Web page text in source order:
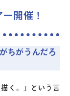
開催！
ちがうんだろ
く。」という言